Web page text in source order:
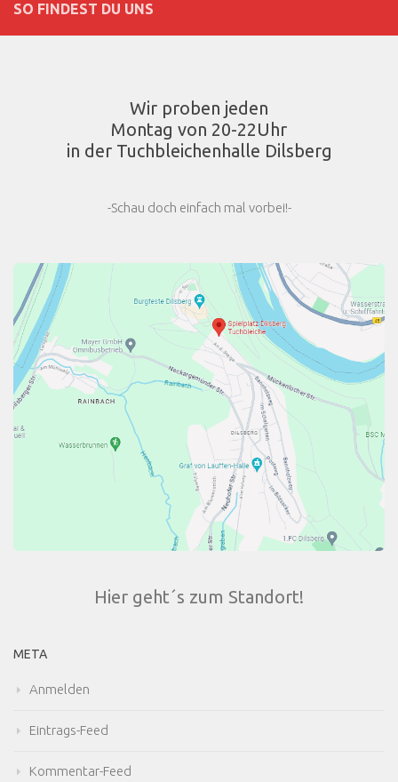
SO FINDEST DU UNS
Wir proben jeden
Montag von 20-22Uhr
in der Tuchbleichenhalle Dilsberg
-Schau doch einfach mal vorbei!-
Hier geht´s zum Standort!
META
Anmelden
Eintrags-Feed
Kommentar-Feed